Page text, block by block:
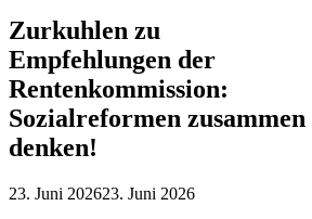
Zurkuhlen zu
Empfehlungen der
Rentenkommission:
Sozialreformen zusammen
denken!
23. Juni 202623. Juni 2026